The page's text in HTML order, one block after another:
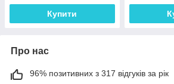
Купити
Про нас
96% позитивних з 317 відгуків за рік